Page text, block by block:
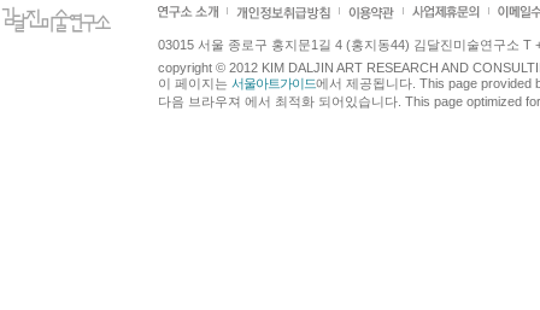
03015 서울 종로구 홍지문1길 4 (홍지동44) 김달진미술연구소 T
copyright © 2012 KIM DALJIN ART RESEARCH AND
이 페이지는 서울아트가이드에서 제공됩니다. This page provided
다음 브라우져 에서 최적화 되어있습니다. This page optimized